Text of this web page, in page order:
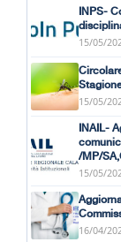
INPS-
15/05/
15/05/
INAIL-
/MP/
15/05/
16/04/